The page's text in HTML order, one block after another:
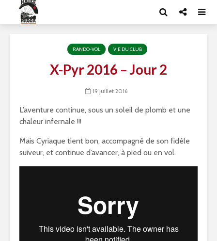
RANDO-VOL VIE DU CLUB
X-Pyr 2016 – Jour 2
19 juillet 2016
L’aventure continue, sous un soleil de plomb et une
chaleur infernale !!!
Mais Cyriaque tient bon, accompagné de son fidèle
suiveur, et continue d’avancer, à pied ou en vol.